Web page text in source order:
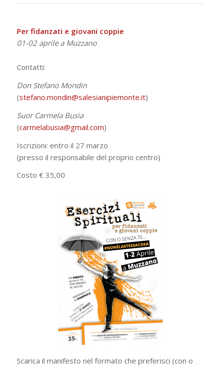
Per fidanzati e giovani coppie
01-02 aprile a Muzzano
Contatti:
Don Stefano Mondin
(stefano.mondin@salesianipiemonte.it)
Suor Carmela Busia
(carmelabusia@gmail.com)
Iscrizioni: entro il 27 marzo
(presso il responsabile del proprio centro)
Costo € 35,00
Scarica il manifesto nel formato che preferisci (con o